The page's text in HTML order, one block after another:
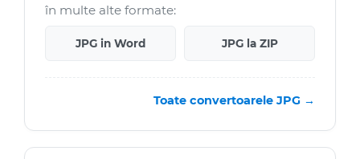
în multe alte formate:
JPG in Word JPG la ZIP
Toate convertoarele JPG →